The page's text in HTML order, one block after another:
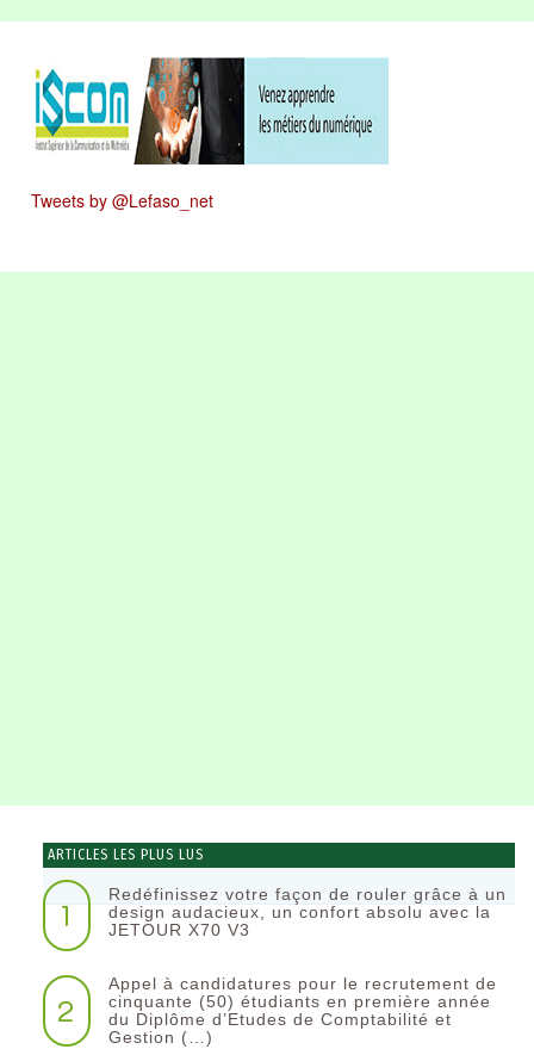
Tweets by @Lefaso_net
ARTICLES LES PLUS LUS
1
Redéfinissez votre façon de rouler grâce à un
design audacieux, un confort absolu avec la
JETOUR X70 V3
2
Appel à candidatures pour le recrutement de
cinquante (50) étudiants en première année
du Diplôme d’Etudes de Comptabilité et
Gestion (…)